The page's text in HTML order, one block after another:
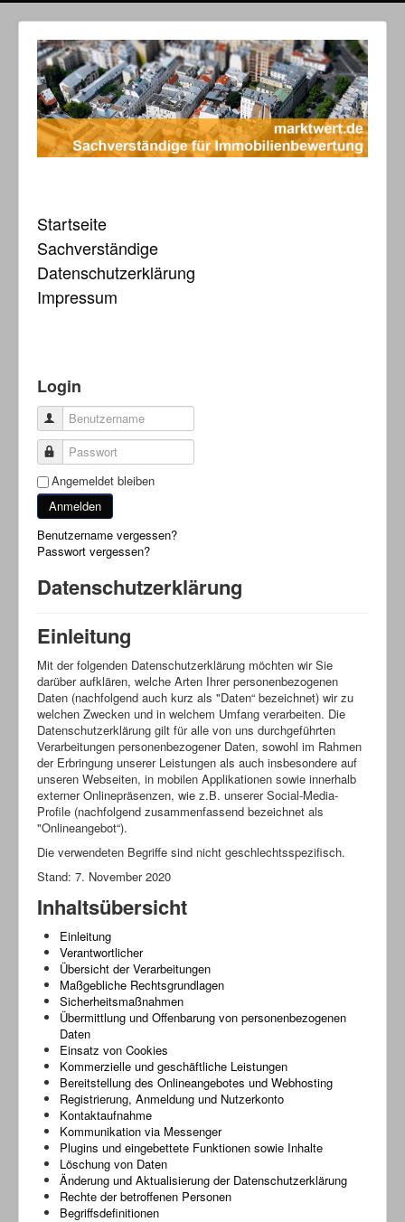
Startseite
Sachverständige
Datenschutzerklärung
Impressum
Login
Benutzername
Passwort
Angemeldet bleiben
Anmelden
Benutzername vergessen?
Passwort vergessen?
Datenschutzerklärung
Einleitung
Mit der folgenden Datenschutzerklärung möchten wir Sie
darüber aufklären, welche Arten Ihrer personenbezogenen
Daten (nachfolgend auch kurz als "Daten“ bezeichnet) wir zu
welchen Zwecken und in welchem Umfang verarbeiten. Die
Datenschutzerklärung gilt für alle von uns durchgeführten
Verarbeitungen personenbezogener Daten, sowohl im Rahmen
der Erbringung unserer Leistungen als auch insbesondere auf
unseren Webseiten, in mobilen Applikationen sowie innerhalb
externer Onlinepräsenzen, wie z.B. unserer Social-Media-
Profile (nachfolgend zusammenfassend bezeichnet als
"Onlineangebot“).
Die verwendeten Begriffe sind nicht geschlechtsspezifisch.
Stand: 7. November 2020
Inhaltsübersicht
Einleitung
Verantwortlicher
Übersicht der Verarbeitungen
Maßgebliche Rechtsgrundlagen
Sicherheitsmaßnahmen
Übermittlung und Offenbarung von personenbezogenen
Daten
Einsatz von Cookies
Kommerzielle und geschäftliche Leistungen
Bereitstellung des Onlineangebotes und Webhosting
Registrierung, Anmeldung und Nutzerkonto
Kontaktaufnahme
Kommunikation via Messenger
Plugins und eingebettete Funktionen sowie Inhalte
Löschung von Daten
Änderung und Aktualisierung der Datenschutzerklärung
Rechte der betroffenen Personen
Begriffsdefinitionen